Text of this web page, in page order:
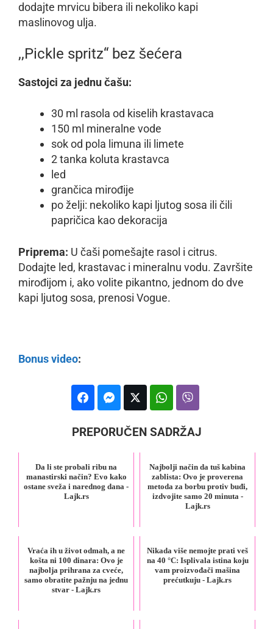
dodajte mrvicu bibera ili nekoliko kapi
maslinovog ulja.
,,Pickle spritz“ bez šećera
Sastojci za jednu čašu:
30 ml rasola od kiselih krastavaca
150 ml mineralne vode
sok od pola limuna ili limete
2 tanka koluta krastavca
led
grančica mirođije
po želji: nekoliko kapi ljutog sosa ili čili
papričica kao dekoracija
Priprema: U čaši pomešajte rasol i citrus.
Dodajte led, krastavac i mineralnu vodu. Završite
mirođijom i, ako volite pikantno, jednom do dve
kapi ljutog sosa, prenosi Vogue.
Bonus video:
PREPORUČEN SADRŽAJ
Da li ste probali ribu na
manastirski način? Evo kako
ostane sveža i narednog dana -
Lajk.rs
Najbolji način da tuš kabina
zablista: Ovo je proverena
metoda za borbu protiv buđi,
izdvojite samo 20 minuta -
Lajk.rs
Vraća ih u život odmah, a ne
košta ni 100 dinara: Ovo je
najbolja prihrana za cveće,
samo obratite pažnju na jednu
stvar - Lajk.rs
Nikada više nemojte prati veš
na 40 °C: Isplivala istina koju
vam proizvođači mašina
prećutkuju - Lajk.rs